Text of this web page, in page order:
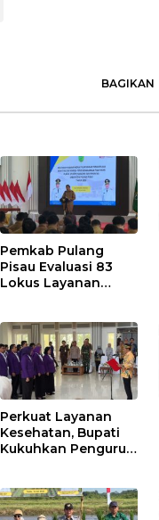
BAGIKAN
Pemkab Pulang
Pisau Evaluasi 83
Lokus Layanan
Perkuat Layanan
Kesehatan, Bupati
Kukuhkan Pengurus